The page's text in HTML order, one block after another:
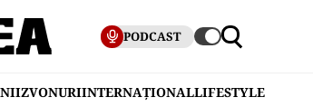
PODCAST
ZVONURIINTERNAȚIONALLIFESTYLE